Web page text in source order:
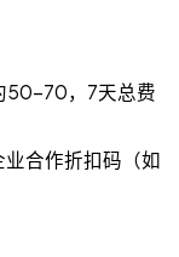
50−70，7天总费
合作折扣码（如